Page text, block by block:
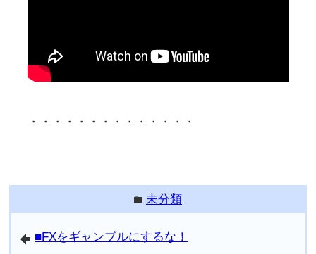
・・・・・・・・・・・・・・
folder 未分類
arrowleft ■FXをギャンブルにするな！